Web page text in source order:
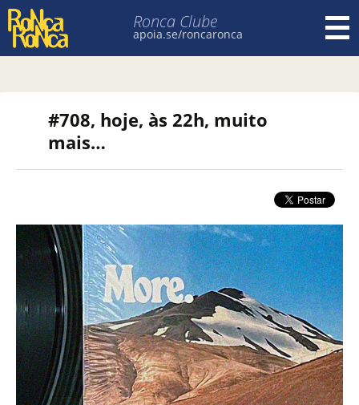
Ronca Clube
apoia.se/roncaronca
#708, hoje, às 22h, muito
mais…